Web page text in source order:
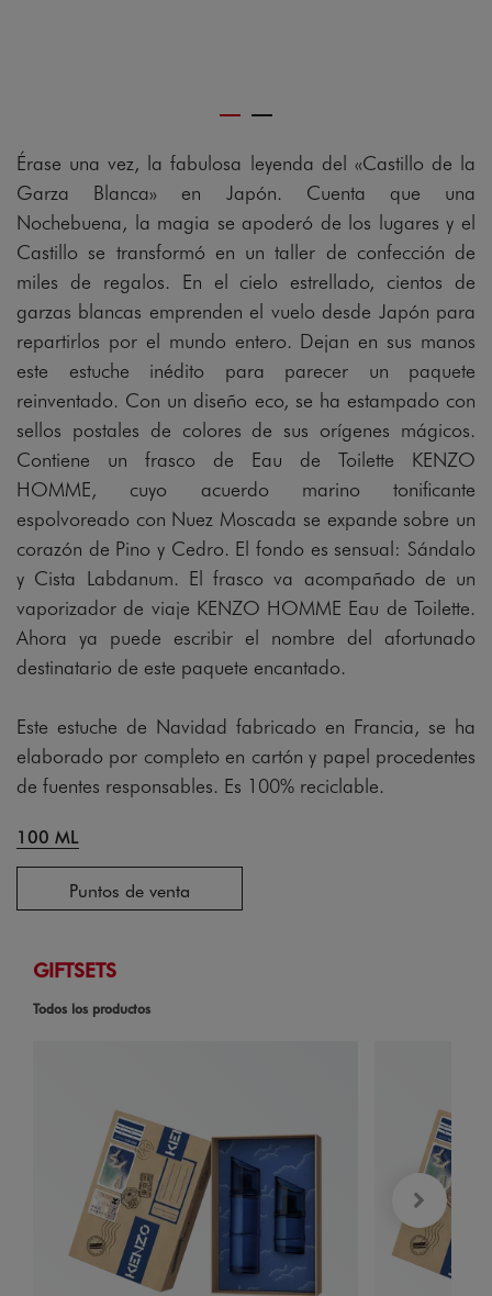
Érase una vez, la fabulosa leyenda del «Castillo de la
Garza Blanca» en Japón. Cuenta que una
Nochebuena, la magia se apoderó de los lugares y el
Castillo se transformó en un taller de confección de
miles de regalos. En el cielo estrellado, cientos de
garzas blancas emprenden el vuelo desde Japón para
repartirlos por el mundo entero. Dejan en sus manos
este estuche inédito para parecer un paquete
reinventado. Con un diseño eco, se ha estampado con
sellos postales de colores de sus orígenes mágicos.
Contiene un frasco de Eau de Toilette KENZO
HOMME, cuyo acuerdo marino tonificante
espolvoreado con Nuez Moscada se expande sobre un
corazón de Pino y Cedro. El fondo es sensual: Sándalo
y Cista Labdanum. El frasco va acompañado de un
vaporizador de viaje KENZO HOMME Eau de Toilette.
Ahora ya puede escribir el nombre del afortunado
destinatario de este paquete encantado.
Este estuche de Navidad fabricado en Francia, se ha
elaborado por completo en cartón y papel procedentes
de fuentes responsables. Es 100% reciclable.
100 ML
Puntos de venta
GIFTSETS
Todos los productos